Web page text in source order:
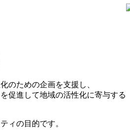
のための企画を支援し、
促進して地域の活性化に寄与する
ィの目的です。